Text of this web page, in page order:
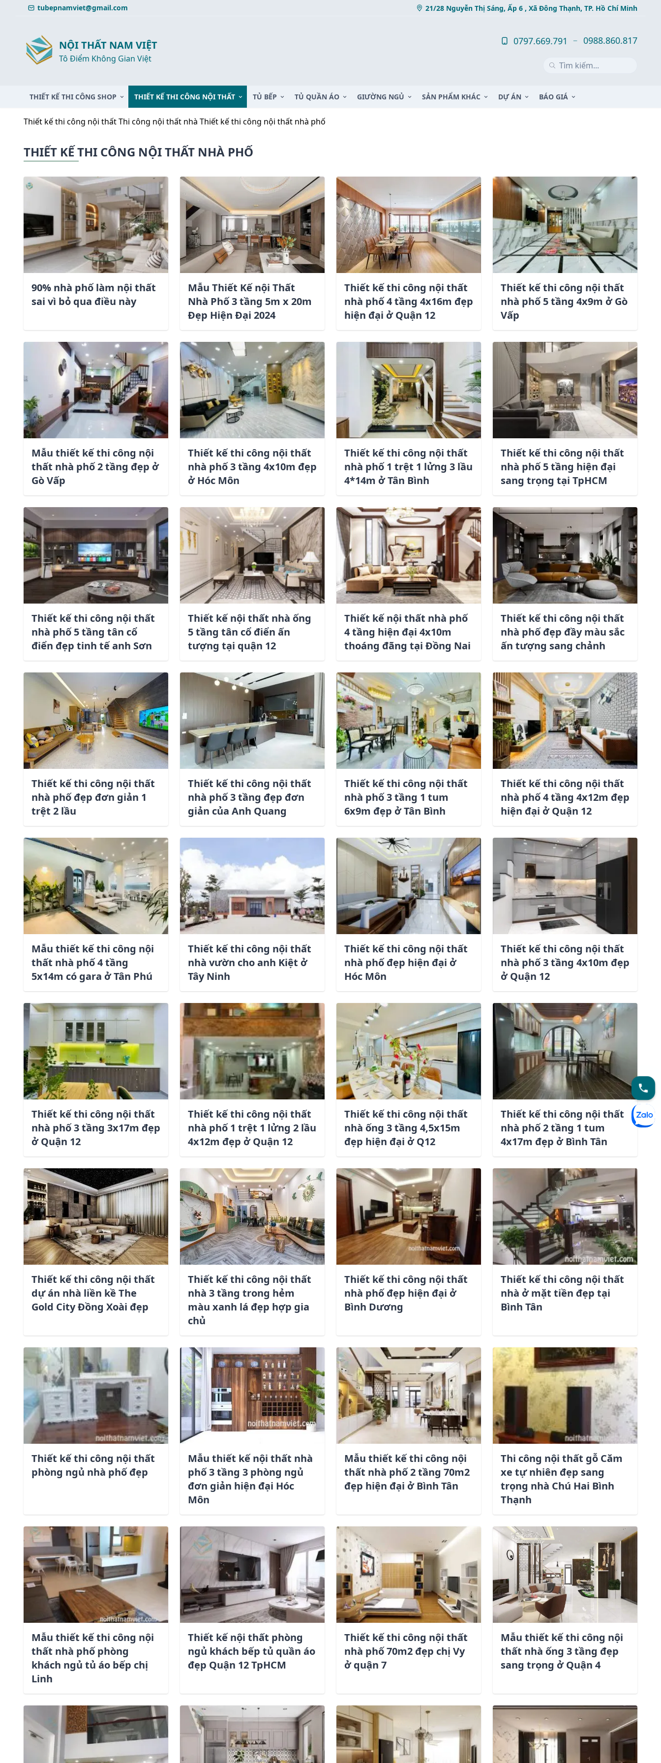
tubepnamviet@gmail.com 21/28 Nguyễn Thị Sáng, Ấp 6 , Xã Đông Thạnh, TP. Hồ Chí Minh
NỘI THẤT NAM VIỆT
Tô Điểm Không Gian Việt
0797.669.791 0988.860.817
THIẾT KẾ THI CÔNG SHOP THIẾT KẾ THI CÔNG NỘI THẤT TỦ BẾP TỦ QUẦN ÁO GIƯỜNG NGỦ SẢN PHẨM KHÁC DỰ ÁN BÁO GIÁ
Thiết kế thi công nội thấtThi công nội thất nhà Thiết kế thi công nội thất nhà phố
THIẾT KẾ THI CÔNG NỘI THẤT NHÀ PHỐ
90% nhà phố làm nội thất
sai vì bỏ qua điều này
Mẫu Thiết Kế nội Thất
Nhà Phố 3 tầng 5m x 20m
Đẹp Hiện Đại 2024
Thiết kế thi công nội thất
nhà phố 4 tầng 4x16m đẹp
hiện đại ở Quận 12
Thiết kế thi công nội thất
nhà phố 5 tầng 4x9m ở Gò
Vấp
Mẫu thiết kế thi công nội
thất nhà phố 2 tầng đẹp ở
Gò Vấp
Thiết kế thi công nội thất
nhà phố 3 tầng 4x10m đẹp
ở Hóc Môn
Thiết kế thi công nội thất
nhà phố 1 trệt 1 lửng 3 lầu
4*14m ở Tân Bình
Thiết kế thi công nội thất
nhà phố 5 tầng hiện đại
sang trọng tại TpHCM
Thiết kế thi công nội thất
nhà phố 5 tầng tân cổ
điển đẹp tinh tế anh Sơn
Thiết kế nội thất nhà ống
5 tầng tân cổ điển ấn
tượng tại quận 12
Thiết kế nội thất nhà phố
4 tầng hiện đại 4x10m
thoáng đãng tại Đồng Nai
Thiết kế thi công nội thất
nhà phố đẹp đầy màu sắc
ấn tượng sang chảnh
Thiết kế thi công nội thất
nhà phố đẹp đơn giản 1
trệt 2 lầu
Thiết kế thi công nội thất
nhà phố 3 tầng đẹp đơn
giản của Anh Quang
Thiết kế thi công nội thất
nhà phố 3 tầng 1 tum
6x9m đẹp ở Tân Bình
Thiết kế thi công nội thất
nhà phố 4 tầng 4x12m đẹp
hiện đại ở Quận 12
Mẫu thiết kế thi công nội
thất nhà phố 4 tầng
5x14m có gara ở Tân Phú
Thiết kế thi công nội thất
nhà vườn cho anh Kiệt ở
Tây Ninh
Thiết kế thi công nội thất
nhà phố đẹp hiện đại ở
Hóc Môn
Thiết kế thi công nội thất
nhà phố 3 tầng 4x10m đẹp
ở Quận 12
Thiết kế thi công nội thất
nhà phố 3 tầng 3x17m đẹp
ở Quận 12
Thiết kế thi công nội thất
nhà phố 1 trệt 1 lửng 2 lầu
4x12m đẹp ở Quận 12
Thiết kế thi công nội thất
nhà ống 3 tầng 4,5x15m
đẹp hiện đại ở Q12
Thiết kế thi công nội thất
nhà phố 2 tầng 1 tum
4x17m đẹp ở Bình Tân
Thiết kế thi công nội thất
dự án nhà liền kề The
Gold City Đồng Xoài đẹp
Thiết kế thi công nội thất
nhà 3 tầng trong hẻm
màu xanh lá đẹp hợp gia
chủ
Thiết kế thi công nội thất
nhà phố đẹp hiện đại ở
Bình Dương
Thiết kế thi công nội thất
nhà ở mặt tiền đẹp tại
Bình Tân
Thiết kế thi công nội thất
phòng ngủ nhà phố đẹp
Mẫu thiết kế nội thất nhà
phố 3 tầng 3 phòng ngủ
đơn giản hiện đại Hóc
Môn
Mẫu thiết kế thi công nội
thất nhà phố 2 tầng 70m2
đẹp hiện đại ở Bình Tân
Thi công nội thất gỗ Căm
xe tự nhiên đẹp sang
trọng nhà Chú Hai Bình
Thạnh
Mẫu thiết kế thi công nội
thất nhà phố phòng
khách ngủ tủ áo bếp chị
Linh
Thiết kế nội thất phòng
ngủ khách bếp tủ quần áo
đẹp Quận 12 TpHCM
Thiết kế thi công nội thất
nhà phố 70m2 đẹp chị Vy
ở quận 7
Mẫu thiết kế thi công nội
thất nhà ống 3 tầng đẹp
sang trọng ở Quận 4
Liên hệ ngay hôm nay
Họ và tên * Email *
Số điện thoại * Dịch vụ quan tâm *
Gửi yêu cầu